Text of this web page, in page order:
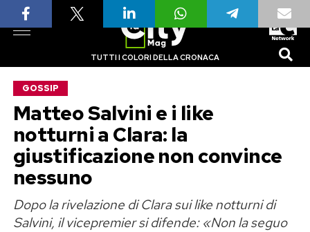
TUTTI I COLORI DELLA CRONACA
GOSSIP
Matteo Salvini e i like
notturni a Clara: la
giustificazione non convince
nessuno
Dopo la rivelazione di Clara sui like notturni di
Salvini, il vicepremier si difende: «Non la seguo